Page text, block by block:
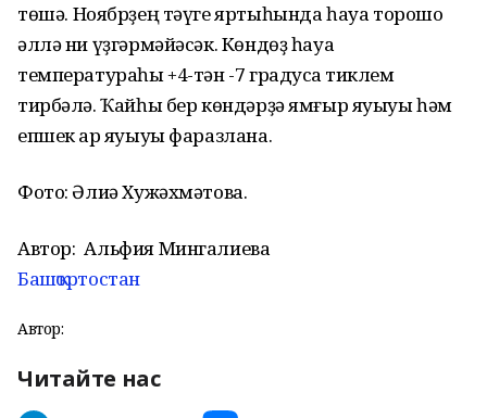
төшә. Ноябрҙең тәүгеяртыһындаһауа торошо
әллә ни үҙгәрмәйәсәк.Көндөҙһауа
температураһы +4-тән -7 градусҡа тиклем
тирбәлә.Ҡайһы бер көндәрҙә ямғыр яуыуы һәм
епшек ҡар яуыуы фаразлана.
Фото: Әлиә Хужәхмәтова.
Автор: Альфия Мингалиева
Башҡортостан
Автор:
Читайте нас